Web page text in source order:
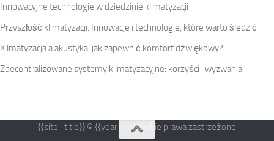
Innowacyjne technologie w dziedzinie klimatyzacji
Przyszłość klimatyzacji: Innowacje i technologie, które warto śledzić
Kilmatyzacja a akustyka: jak zapewnić komfort dźwiękowy?
Zdecentralizowane systemy kilmatyzacyjne: korzyści i wyzwania
{{site_title}} © {{year}}. Wszelkie prawa zastrzeżone